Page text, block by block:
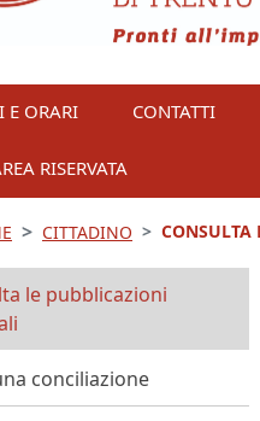
E ORARI CONTATTI
RISERVATA
CITTADINO CONSULTA
le pubblicazioni
conciliazione